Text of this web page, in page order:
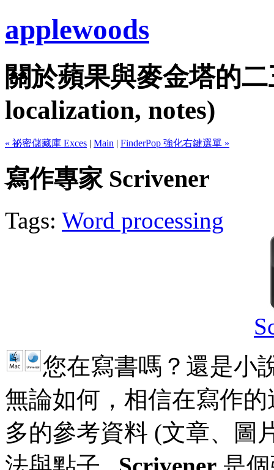
applewoods
關於蘋果與麥金塔的
localization, notes)
« 祕密儲藏庫 Exces | Main | FinderPop 強化右鍵選單 »
寫作專家 Scrivener
Tags: Word processing
您在寫書嗎？還是小
無論如何，相信在寫作
多的參考資料 (文章、圖